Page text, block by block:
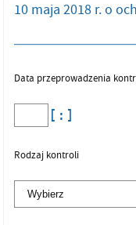
10 maja 2018 r. o
Data przeprowadzenia
Rodzaj kontroli